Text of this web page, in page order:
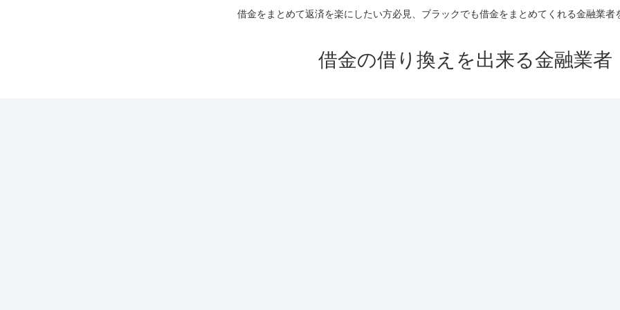
借金をまとめて返済を楽にしたい方必見、ブラックでも借金をまとめてくれる金融業者
借金の借り換えを出来る金融業者